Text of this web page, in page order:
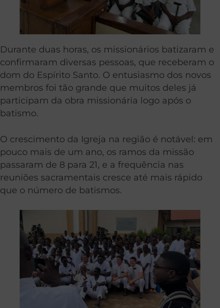
Durante duas horas, os missionários batizaram e
confirmaram diversas pessoas, que receberam o
dom do Espírito Santo. O entusiasmo dos novos
membros foi tão grande que muitos deles já
participam da obra missionária logo após o
batismo.
O crescimento da Igreja na região é notável: em
pouco mais de um ano, os ramos da missão
passaram de 8 para 21, e a frequência nas
reuniões sacramentais cresce até mais rápido
que o número de batismos.